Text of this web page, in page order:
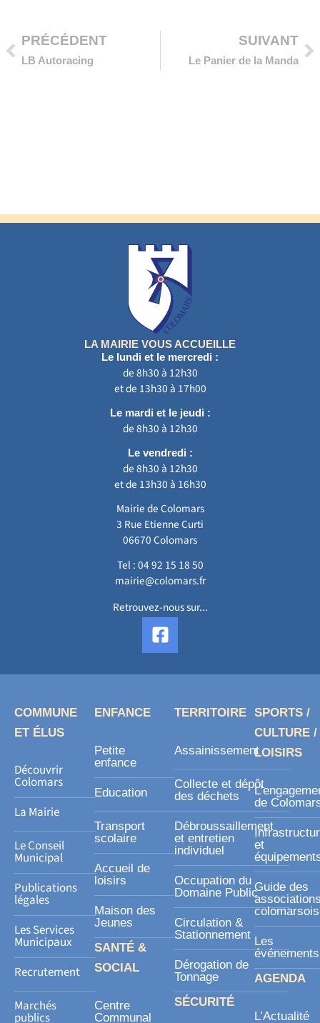
PRÉCÉDENT
LB Autoracing
SUIVANT
Le Panier de la Manda
LA MAIRIE VOUS ACCUEILLE
Le lundi et le mercredi :
de 8h30 à 12h30
et de 13h30 à 17h00
Le mardi et le jeudi :
de 8h30 à 12h30
Le vendredi :
de 8h30 à 12h30
et de 13h30 à 16h30
Mairie de Colomars
3 Rue Etienne Curti
06670 Colomars
Tel :04 92 15 18 50
mairie@colomars.fr
Retrouvez-nous sur...
F
a
c
e
s
r
COMMUNE
ET ÉLUS
Découvrir
Colomars
La Mairie
Le Conseil
Municipal
Publications
légales
Les Services
Municipaux
Recrutement
Marchés
publics
ENFANCE
Petite
enfance
Education
Transport
scolaire
Accueil de
loisirs
Maison des
Jeunes
SANTÉ &
SOCIAL
Centre
Communal
TERRITOIRE
Assainissement
Collecte et dépôt
des déchets
Débroussaillement
et entretien
individuel
Occupation du
Domaine Public
Circulation &
Stationnement
Dérogation de
Tonnage
SÉCURITÉ
SPORTS /
CULTURE /
LOISIRS
de
et
Guide des
Les
événements
AGENDA
L’Actualité